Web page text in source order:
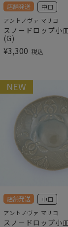
店舗発送 中皿
アントノヴァ マリコ
スノードロップ小
(G)
¥3,300 税込
店舗発送
NEW
中皿
アントノヴァ マリコ
スノードロップ小